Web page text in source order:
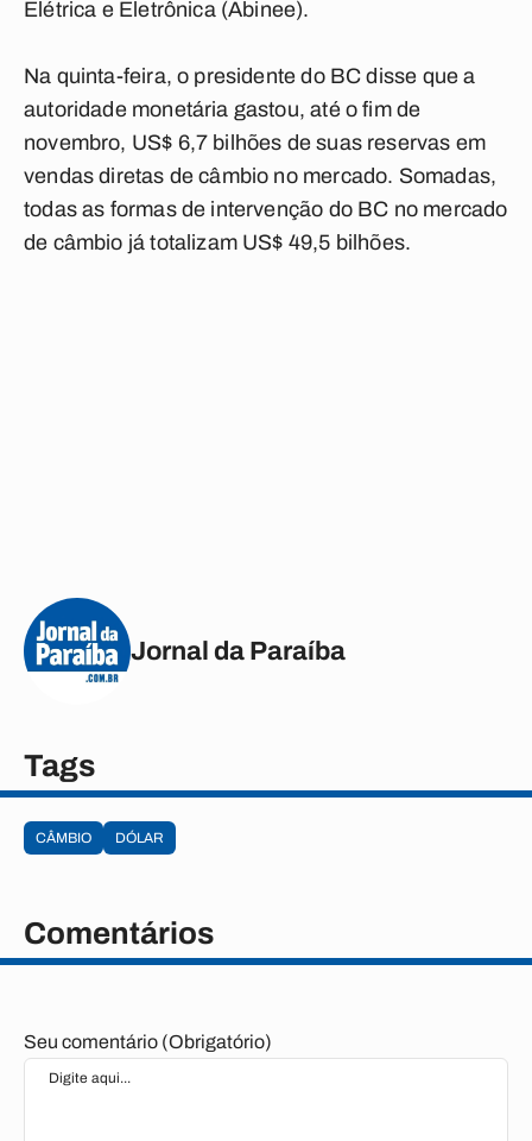
Elétrica e Eletrônica (Abinee).
Na quinta-feira, o presidente do BC disse que a
autoridade monetária gastou, até o fim de
novembro, US$ 6,7 bilhões de suas reservas em
vendas diretas de câmbio no mercado. Somadas,
todas as formas de intervenção do BC no mercado
de câmbio já totalizam US$ 49,5 bilhões.
Jornal da Paraíba
Tags
CÂMBIO DÓLAR
Comentários
Seu comentário (Obrigatório)